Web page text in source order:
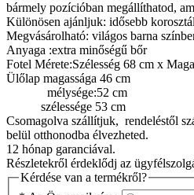
bármely pozícióban megállíthatod,
Különösen ajánljuk: idősebb
Megvásárolható: világos barna
Anyaga :extra minőségű bőr
Fotel Mérete:Szélesség 68 cm x
Ülőlap magassága 46 cm
mélysége:52 cm
szélessége 53 cm
Csomagolva szállítjuk, rendeléstől
belül otthonodba élvezheted.
12 hónap garanciával.
Részletekről érdeklődj az
Kérdése van a termékről?